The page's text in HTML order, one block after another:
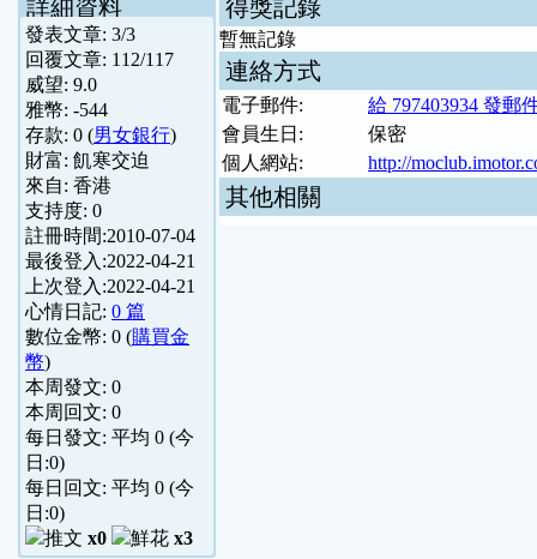
詳細資料
發表文章: 3/3
回覆文章: 112/117
威望: 9.0
雅幣: -544
存款: 0 (男女銀行)
財富: 飢寒交迫
來自: 香港
支持度: 0
註冊時間:2010-07-04
最後登入:2022-04-21
上次登入:2022-04-21
心情日記: 0 篇
數位金幣: 0 (購買金
幣)
本周發文: 0
本周回文: 0
每日發文: 平均 0 (今
日:0)
每日回文: 平均 0 (今
日:0)
x0
x3
得獎記錄
暫無記錄
連絡方式
電子郵件:
給 797403934 發郵
會員生日:
保密
個人網站:
http://
其他相關